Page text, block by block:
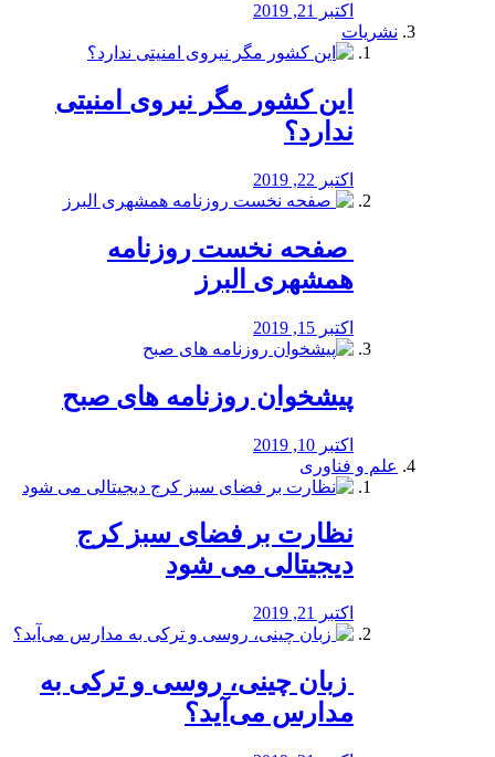
اکتبر 21, 2019
نشریات
این کشور مگر نیروی امنیتی
ندارد؟
اکتبر 22, 2019
️ صفحه نخست روزنامه‌
همشهری البرز
اکتبر 15, 2019
پیشخوان روزنامه های صبح
اکتبر 10, 2019
علم و فناوری
نظارت بر فضای سبز کرج
دیجیتالی می شود
اکتبر 21, 2019
️ زبان چینی، روسی و ترکی به
مدارس می‌آید؟